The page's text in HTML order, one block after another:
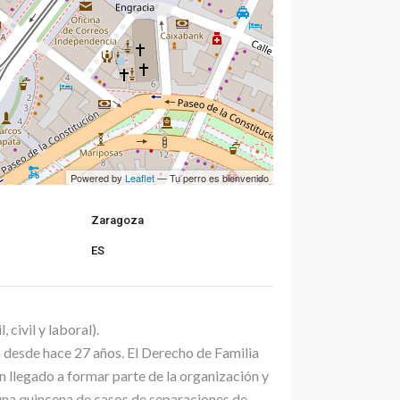
Powered by Leaflet— Tu perro es bienvenido
Zaragoza
ES
civil y laboral).
hace 27 años. El Derecho de Familia
llegado a formar parte de la organización y